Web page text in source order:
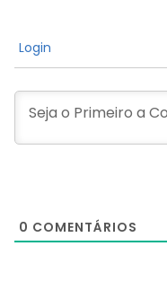
Login
0 COMENTÁRIOS